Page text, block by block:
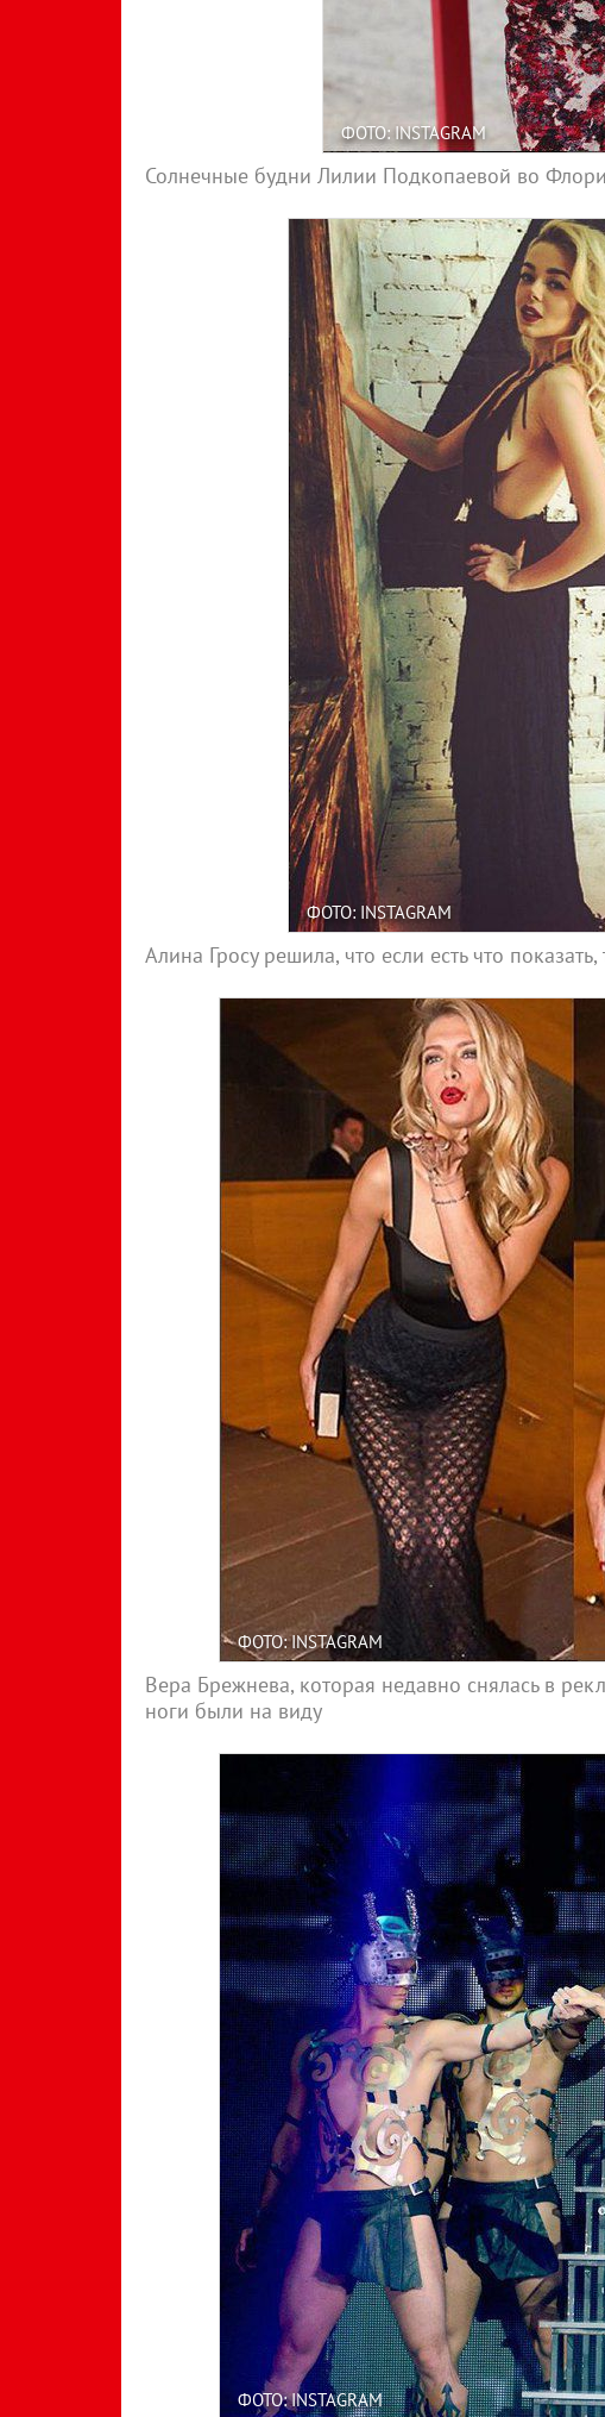
ФОТО: INSTAGRAM
Солнечные будни Лилии Подкопаевой во
ФОТО: INSTAGRAM
Алина Гросу решила, что если есть что
ФОТО: INSTAGRAM
Вера Брежнева, которая недавно снялась в
ноги были на виду
ФОТО: INSTAGRAM